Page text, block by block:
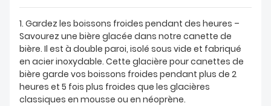
1. Gardez les boissons froides pendant des heures –
Savourez une bière glacée dans notre canette de
bière. Il est à double paroi, isolé sous vide et fabriqué
en acier inoxydable. Cette glacière pour canettes de
bière garde vos boissons froides pendant plus de 2
heures et 5 fois plus froides que les glacières
classiques en mousse ou en néoprène.